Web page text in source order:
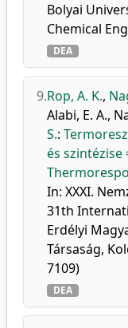
Bolyai
Chemical
DEA
9.Rop, A. K.,
Alabi, E. A.,
S.:
és szintézise
In: XXXI.
31th
Erdélyi
Társaság,
7109)
DEA